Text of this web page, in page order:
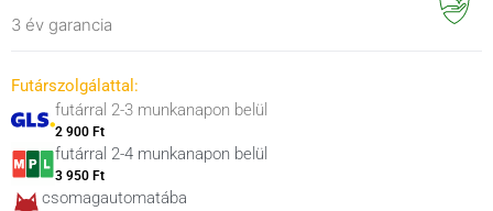
3 év garancia
Futárszolgálattal:
futárral 2-3 munkanapon belül
2 900 Ft
futárral 2-4 munkanapon belül
3 950 Ft
csomagautomatába